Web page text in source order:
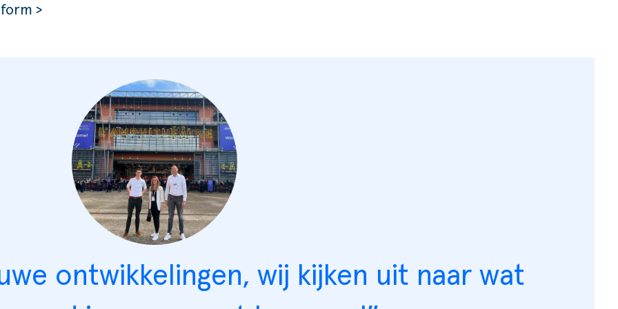
>
ontwikkelingen, wij kijken uit naar wat